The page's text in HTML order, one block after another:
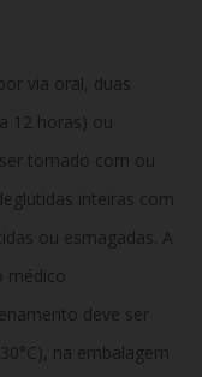
via oral, duas
12 horas) ou
tomado com ou
inteiras com
ou esmagadas. A
médico
deve ser
na embalagem